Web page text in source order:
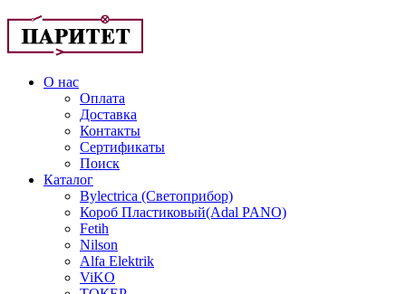
О нас
Оплата
Доставка
Контакты
Сертификаты
Поиск
Каталог
Bylectrica (Светоприбор)
Короб Пластиковый(Adal PANO)
Fetih
Nilson
Alfa Elektrik
ViKO